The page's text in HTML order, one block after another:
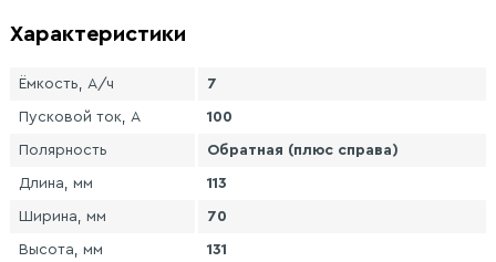
Характеристики
Ёмкость, А/ч 7
Пусковой ток, А 100
Полярность Обратная (плюс справа)
Длина, мм 113
Ширина, мм 70
Высота, мм 131